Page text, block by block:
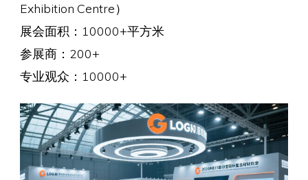
Exhibition Centre）
展会面积：10000+平方米
参展商：200+
专业观众：10000+